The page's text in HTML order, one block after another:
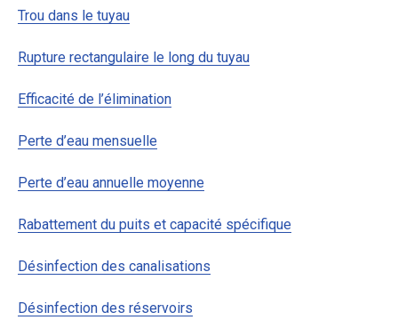
Trou dans le tuyau
Rupture rectangulaire le long du tuyau
Efficacité de l’élimination
Perte d’eau mensuelle
Perte d’eau annuelle moyenne
Rabattement du puits et capacité spécifique
Désinfection des canalisations
Désinfection des réservoirs